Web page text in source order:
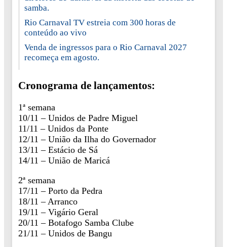
samba.
Rio Carnaval TV estreia com 300 horas de
conteúdo ao vivo
Venda de ingressos para o Rio Carnaval 2027
recomeça em agosto.
Cronograma de lançamentos:
1ª semana
10/11 – Unidos de Padre Miguel
11/11 – Unidos da Ponte
12/11 – União da Ilha do Governador
13/11 – Estácio de Sá
14/11 – União de Maricá
2ª semana
17/11 – Porto da Pedra
18/11 – Arranco
19/11 – Vigário Geral
20/11 – Botafogo Samba Clube
21/11 – Unidos de Bangu